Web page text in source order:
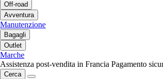
Off-road
Avventura
Manutenzione
Bagagli
Outlet
Marche
Assistenza post-vendita in Francia Pagamento
Cerca